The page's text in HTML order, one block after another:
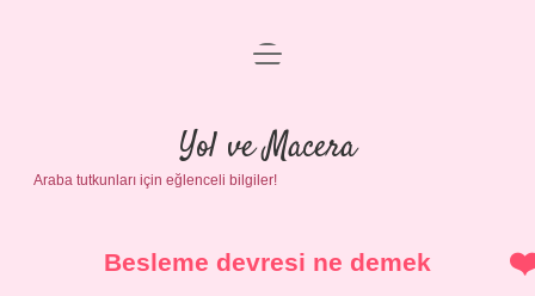
Anasayfa
Gizlilik Politikası
Yasal Uyarı
menüyü
Yol ve Macera
Araba tutkunları için eğlenceli bilgiler!
Besleme devresi ne demek